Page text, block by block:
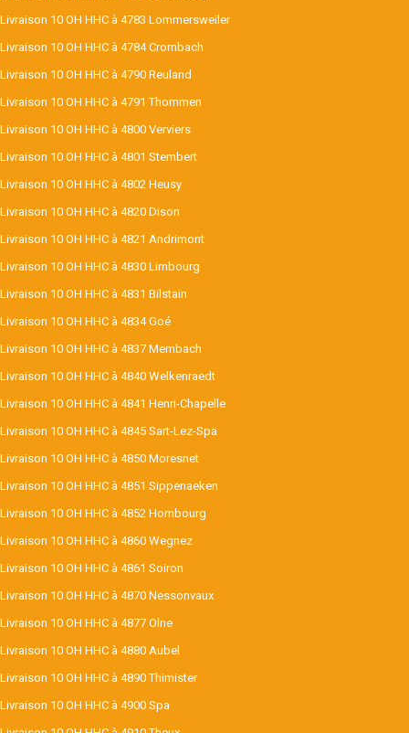
Livraison 10 OH HHC à 4783 Lommersweiler
Livraison 10 OH HHC à 4784 Crombach
Livraison 10 OH HHC à 4790 Reuland
Livraison 10 OH HHC à 4791 Thommen
Livraison 10 OH HHC à 4800 Verviers
Livraison 10 OH HHC à 4801 Stembert
Livraison 10 OH HHC à 4802 Heusy
Livraison 10 OH HHC à 4820 Dison
Livraison 10 OH HHC à 4821 Andrimont
Livraison 10 OH HHC à 4830 Limbourg
Livraison 10 OH HHC à 4831 Bilstain
Livraison 10 OH HHC à 4834 Goé
Livraison 10 OH HHC à 4837 Membach
Livraison 10 OH HHC à 4840 Welkenraedt
Livraison 10 OH HHC à 4841 Henri-Chapelle
Livraison 10 OH HHC à 4845 Sart-Lez-Spa
Livraison 10 OH HHC à 4850 Moresnet
Livraison 10 OH HHC à 4851 Sippenaeken
Livraison 10 OH HHC à 4852 Hombourg
Livraison 10 OH HHC à 4860 Wegnez
Livraison 10 OH HHC à 4861 Soiron
Livraison 10 OH HHC à 4870 Nessonvaux
Livraison 10 OH HHC à 4877 Olne
Livraison 10 OH HHC à 4880 Aubel
Livraison 10 OH HHC à 4890 Thimister
Livraison 10 OH HHC à 4900 Spa